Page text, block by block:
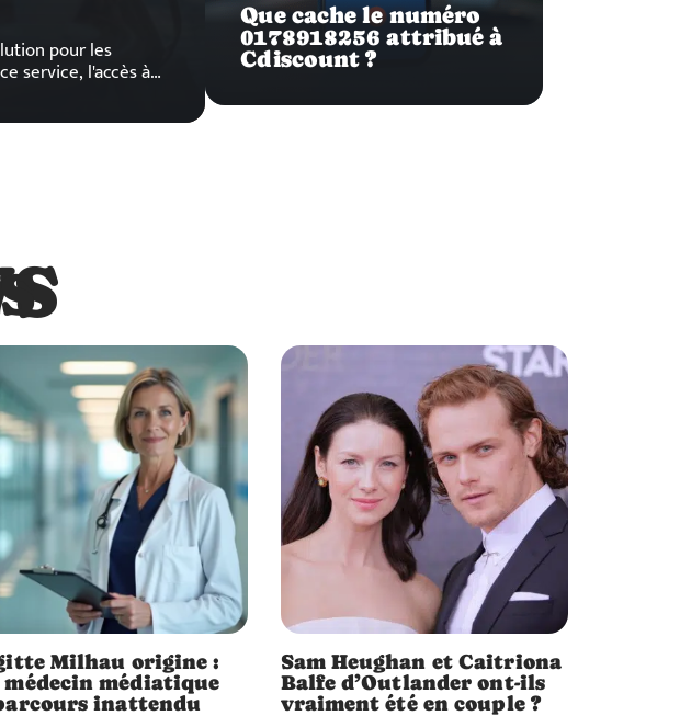
pour les
service, l'accès à…
Que cache le numéro
0178918256 attribué à
Cdiscount ?
Milhau origine :
médecin médiatique
inattendu
Sam Heughan et Caitriona
Balfe d’Outlander ont-ils
vraiment été en couple ?